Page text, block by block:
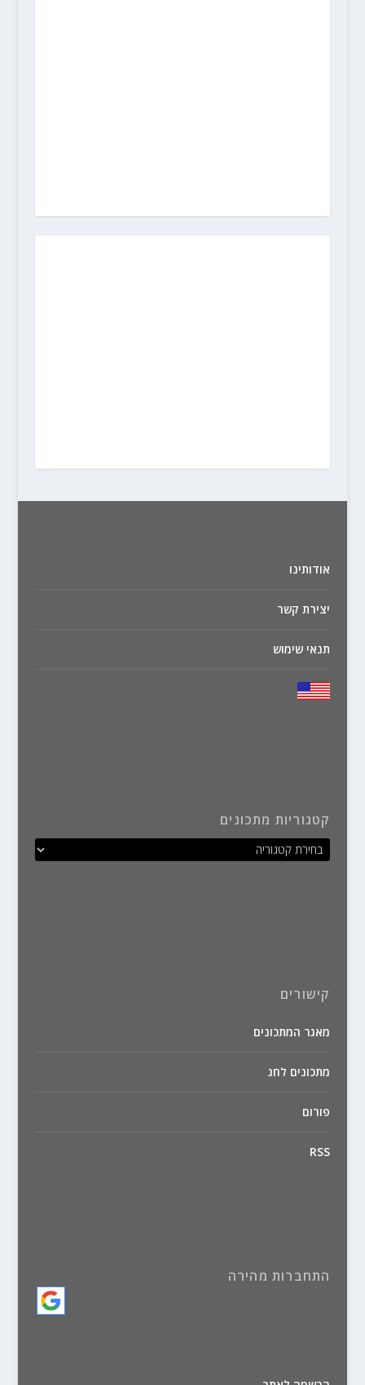
אודותינו
יצירת קשר
תנאי שימוש
קטגוריות מתכונים
קישורים
מאגר המתכונים
מתכונים לחג
פורום
RSS
התחברות מהירה